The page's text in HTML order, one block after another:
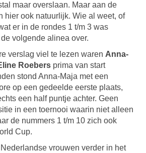
maar overslaan. Maar aan de
hier ook natuurlijk. Wie al weet, of
er in de rondes 1 t/m 3 was
volgende alinea over.
verslag viel te lezen waren Anna-
Roebers prima van start
stond Anna-Maja met een
op een gedeelde eerste plaats,
een half puntje achter. Geen
in een toernooi waarin niet alleen
de nummers 1 t/m 10 zich ook
Cup.
vrouwen verder in het